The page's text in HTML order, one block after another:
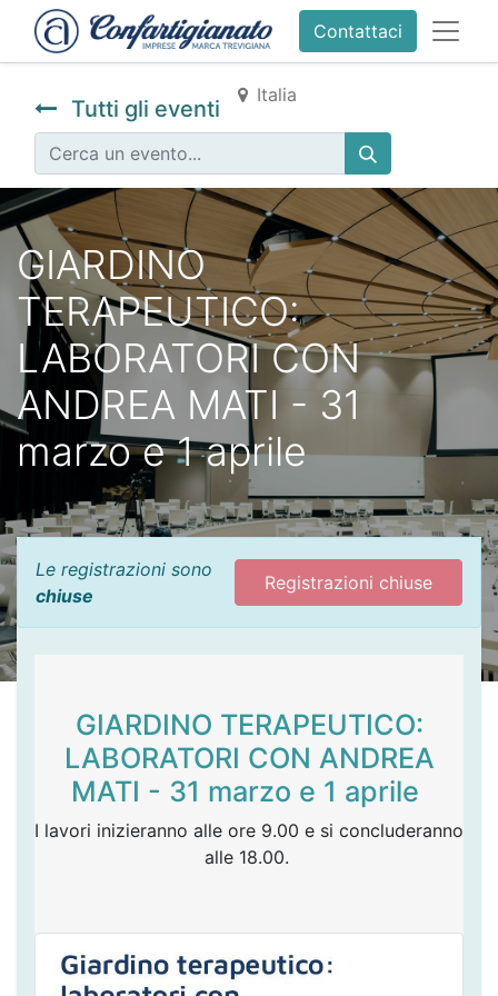
Contattaci
Tutti gli eventi
Italia
GIARDINO
TERAPEUTICO:
LABORATORI CON
ANDREA MATI - 31
marzo e 1 aprile
Le registrazioni sono
chiuse
Registrazioni chiuse
GIARDINO TERAPEUTICO:
LABORATORI CON ANDREA
MATI - 31 marzo e 1 aprile
I lavori inizieranno alle ore 9.00 e si concluderanno
alle 18.00.